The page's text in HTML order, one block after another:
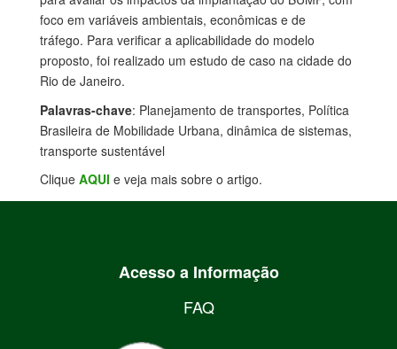
foco em variáveis ​​ambientais, econômicas e de
tráfego. Para verificar a aplicabilidade do modelo
proposto, foi realizado um estudo de caso na cidade do
Rio de Janeiro.
Palavras-chave: Planejamento de transportes, Política
Brasileira de Mobilidade Urbana, dinâmica de sistemas,
transporte sustentável
Clique AQUI e veja mais sobre o artigo.
Acesso a Informação
FAQ